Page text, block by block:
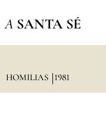
A SANTA SÉ
HOMILIAS 1981